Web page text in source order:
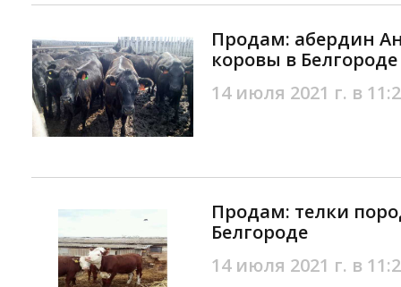
Продам: абердин
коровы в Белгороде
14 июля 2021 г. в
Продам: телки
Белгороде
14 июля 2021 г. в